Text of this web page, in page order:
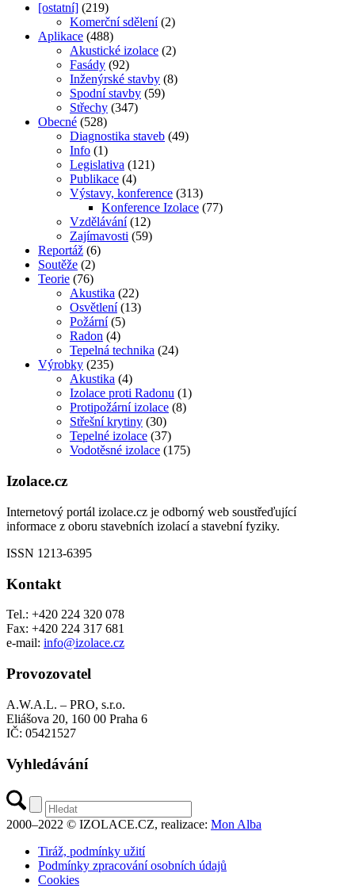
[ostatní] (219)
Komerční sdělení (2)
Aplikace (488)
Akustické izolace (2)
Fasády (92)
Inženýrské stavby (8)
Spodní stavby (59)
Střechy (347)
Obecné (528)
Diagnostika staveb (49)
Info (1)
Legislativa (121)
Publikace (4)
Výstavy, konference (313)
Konference Izolace (77)
Vzdělávání (12)
Zajímavosti (59)
Reportáž (6)
Soutěže (2)
Teorie (76)
Akustika (22)
Osvětlení (13)
Požární (5)
Radon (4)
Tepelná technika (24)
Výrobky (235)
Akustika (4)
Izolace proti Radonu (1)
Protipožární izolace (8)
Střešní krytiny (30)
Tepelné izolace (37)
Vodotěsné izolace (175)
Izolace.cz
Internetový portál izolace.cz je odborný web soustřeďující
informace z oboru stavebních izolací a stavební fyziky.
ISSN 1213-6395
Kontakt
Tel.: +420 224 320 078
Fax: +420 224 317 681
e-mail: info@izolace.cz
Provozovatel
A.W.A.L. – PRO, s.r.o.
Eliášova 20, 160 00 Praha 6
IČ: 05421527
Vyhledávání
2000–2022 © IZOLACE.CZ, realizace: Mon Alba
Tiráž, podmínky užití
Podmínky zpracování osobních údajů
Cookies